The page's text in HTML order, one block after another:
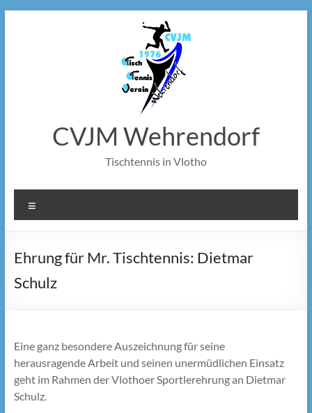
CVJM Wehrendorf
Tischtennis in Vlotho
Ehrung für Mr. Tischtennis: Dietmar
Schulz
Eine ganz besondere Auszeichnung für seine
herausragende Arbeit und seinen unermüdlichen Einsatz
geht im Rahmen der Vlothoer Sportlerehrung an Dietmar
Schulz.